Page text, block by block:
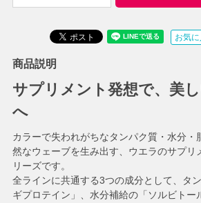
お気
商品説明
サプリメント発想で、美
へ
カラーで失われがちなタンパク質・水分・
然なウェーブを生み出す、ウエラのサプリ
リーズです。
全ラインに共通する3つの成分として、タ
ギプロテイン」、水分補給の「ソルビトー